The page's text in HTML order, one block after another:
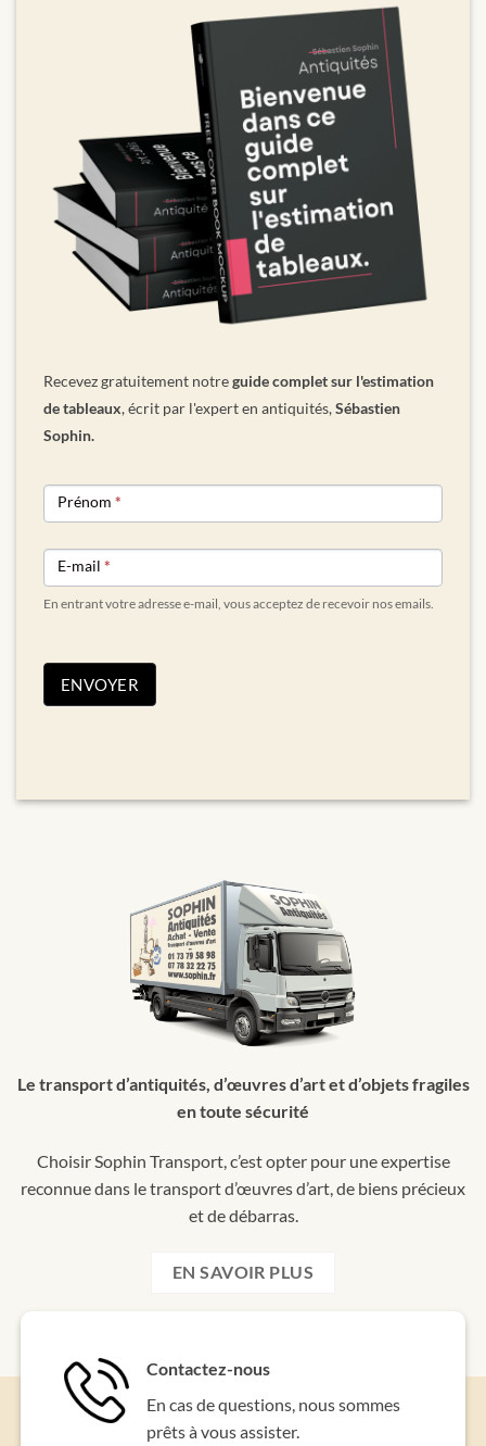
Recevez gratuitement notreguide complet sur l'estimation
de tableaux, écrit par l'expert en antiquités,Sébastien
Sophin.
NEWSLETTER
FORM
Prénom *
E-mail *
En entrant votre adresse e-mail, vous acceptez de recevoir nos emails.
ENVOYER
Le transport d’antiquités, d’œuvres d’art et d’objets fragiles
en toute sécurité
Choisir Sophin Transport, c’est opter pour une expertise
reconnue dans le transport d’œuvres d’art, de biens précieux
et de débarras.
EN SAVOIR PLUS
Contactez-nous
En cas de questions, nous sommes
prêts à vous assister.